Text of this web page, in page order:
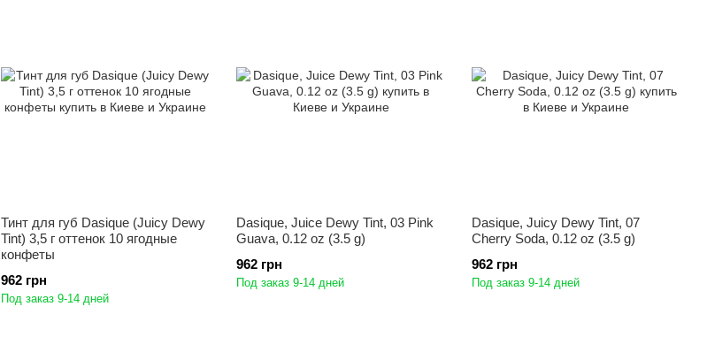
Тинт для губ Dasique (Juicy Dewy
Tint) 3,5 г оттенок 10 ягодные
конфеты
962 грн
Под заказ 9-14 дней
Dasique, Juice Dewy Tint, 03 Pink
Guava, 0.12 oz (3.5 g)
962 грн
Под заказ 9-14 дней
Dasique, Juicy Dewy Tint, 07
Cherry Soda, 0.12 oz (3.5 g)
962 грн
Под заказ 9-14 дней